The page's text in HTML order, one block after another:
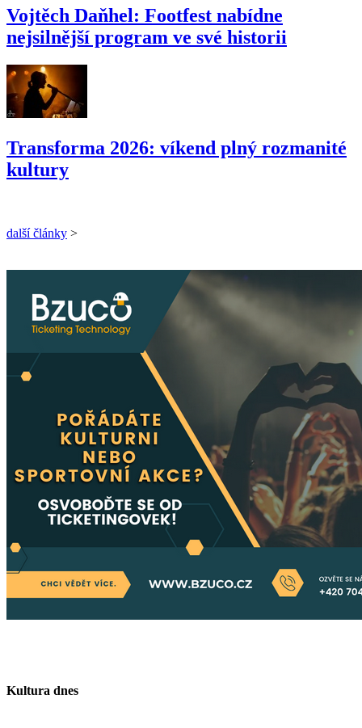
Vojtěch Daňhel: Footfest nabídne
nejsilnější program ve své historii
Transforma 2026: víkend plný rozmanité
kultury
další články >
Kultura dnes